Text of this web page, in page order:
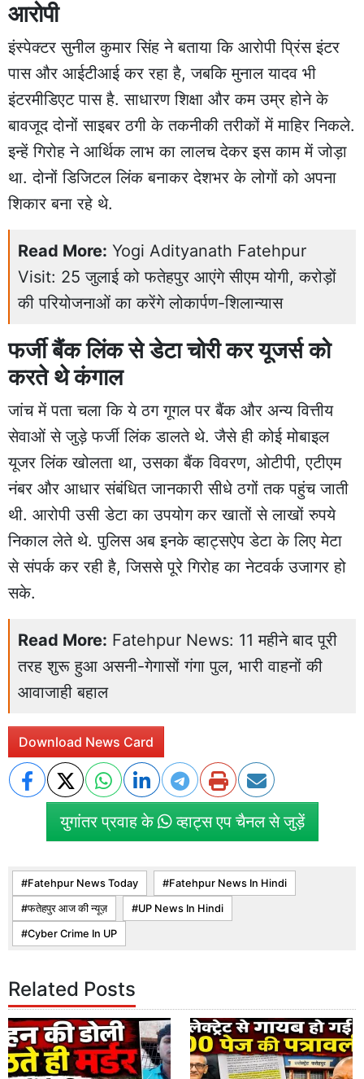
आरोपी
इंस्पेक्टर सुनील कुमार सिंह ने बताया कि आरोपी प्रिंस इंटर
पास और आईटीआई कर रहा है, जबकि मुनाल यादव भी
इंटरमीडिएट पास है. साधारण शिक्षा और कम उम्र होने के
बावजूद दोनों साइबर ठगी के तकनीकी तरीकों में माहिर निकले.
इन्हें गिरोह ने आर्थिक लाभ का लालच देकर इस काम में जोड़ा
था. दोनों डिजिटल लिंक बनाकर देशभर के लोगों को अपना
शिकार बना रहे थे.
Read More: Yogi Adityanath Fatehpur
Visit: 25 जुलाई को फतेहपुर आएंगे सीएम योगी, करोड़ों
की परियोजनाओं का करेंगे लोकार्पण-शिलान्यास
फर्जी बैंक लिंक से डेटा चोरी कर यूजर्स को
करते थे कंगाल
जांच में पता चला कि ये ठग गूगल पर बैंक और अन्य वित्तीय
सेवाओं से जुड़े फर्जी लिंक डालते थे. जैसे ही कोई मोबाइल
यूजर लिंक खोलता था, उसका बैंक विवरण, ओटीपी, एटीएम
नंबर और आधार संबंधित जानकारी सीधे ठगों तक पहुंच जाती
थी. आरोपी उसी डेटा का उपयोग कर खातों से लाखों रुपये
निकाल लेते थे. पुलिस अब इनके व्हाट्सऐप डेटा के लिए मेटा
से संपर्क कर रही है, जिससे पूरे गिरोह का नेटवर्क उजागर हो
सके.
Read More: Fatehpur News: 11 महीने बाद पूरी
तरह शुरू हुआ असनी-गेगासों गंगा पुल, भारी वाहनों की
आवाजाही बहाल
Download News Card
युगांतर प्रवाह के व्हाट्स एप चैनल से जुड़ें
Fatehpur News Today Fatehpur News In Hindi
फतेहपुर आज की न्यूज़ UP News In Hindi
Cyber Crime In UP
Related Posts